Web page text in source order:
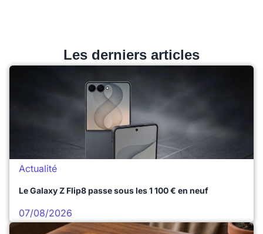
Les derniers articles
Actualité
Le Galaxy Z Flip8 passe sous les 1 100 € en neuf
07/08/2026